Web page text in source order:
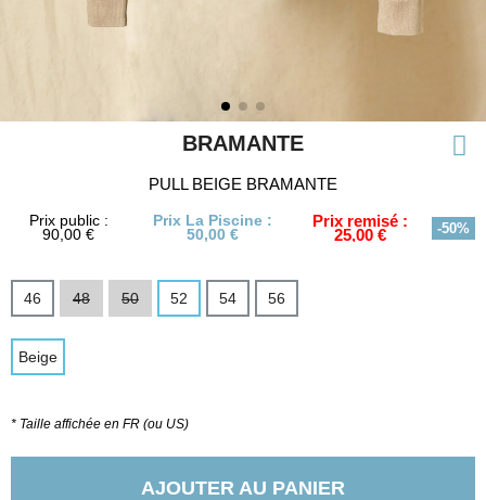
BRAMANTE
PULL BEIGE BRAMANTE
Prix public :
90,00 €
Prix La Piscine :
50,00 €
Prix remisé :
25,00 € -50%
46 48 50 52 54 56
Beige
* Taille affichée en FR (ou US)
AJOUTER AU PANIER